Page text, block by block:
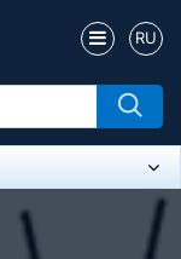
RU